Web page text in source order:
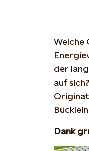
Welche
der
auf
Dank